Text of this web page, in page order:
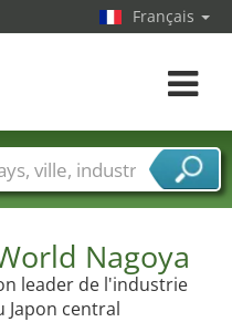
Nagoya
leader de l'industrie
central
Français
Toggle
Secteurs de foire